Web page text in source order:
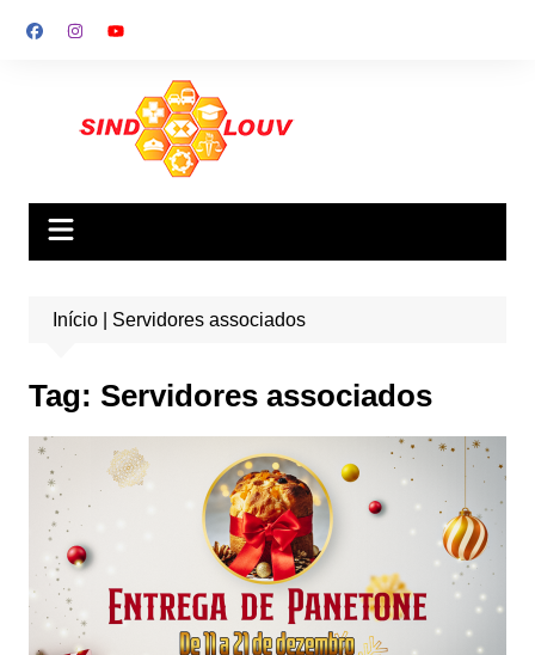
para
Início| Servidores associados
Tag: Servidores associados